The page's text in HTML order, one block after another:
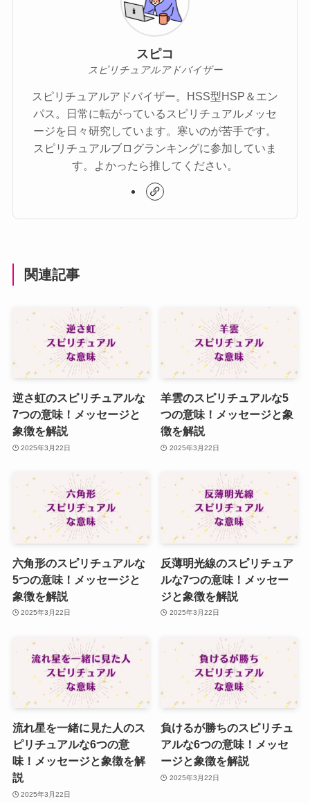
スピコ
スピリチュアルアドバイザー
スピリチュアルアドバイザー。HSS型HSP＆エン
パス。日常に転がっているスピリチュアルメッセ
ージを日々研究しています。寒いのが苦手です。
スピリチュアルブログランキングに参加していま
す。よかったら推してください。
関連記事
逆さ虹のスピリチュアルな
7つの意味！メッセージと
象徴を解説
2025年3月22日
羊雲のスピリチュアルな5
つの意味！メッセージと象
徴を解説
2025年3月22日
六角形のスピリチュアルな
5つの意味！メッセージと
象徴を解説
2025年3月22日
反薄明光線のスピリチュア
ルな7つの意味！メッセー
ジと象徴を解説
2025年3月22日
流れ星を一緒に見た人のス
ピリチュアルな6つの意
味！メッセージと象徴を解
説
2025年3月22日
負けるが勝ちのスピリチュ
アルな6つの意味！メッセ
ージと象徴を解説
2025年3月22日